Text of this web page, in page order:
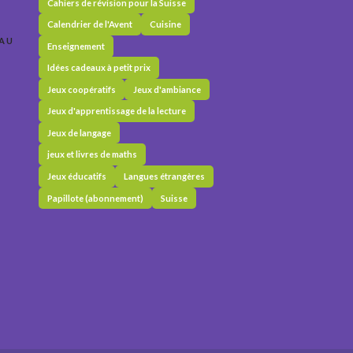
Cahiers de révision pour la Suisse
Calendrier de l'Avent Cuisine
Enseignement
Idées cadeaux à petit prix
Jeux coopératifs Jeux d'ambiance
Jeux d'apprentissage de la lecture
Jeux de langage
jeux et livres de maths
Jeux éducatifs Langues étrangères
Papillote (abonnement) Suisse